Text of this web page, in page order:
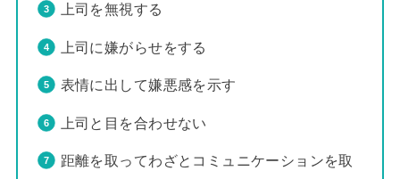
上司を無視する
上司に嫌がらせをする
表情に出して嫌悪感を示す
上司と目を合わせない
距離を取ってわざとコミュニケーションを取